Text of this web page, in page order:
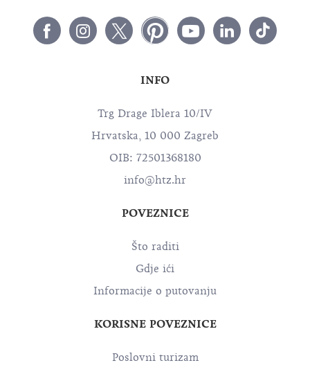
INFO
Trg Drage Iblera 10/IV
Hrvatska, 10 000 Zagreb
OIB: 72501368180
info@htz.hr
POVEZNICE
Što raditi
Gdje ići
Informacije o putovanju
KORISNE POVEZNICE
Poslovni turizam